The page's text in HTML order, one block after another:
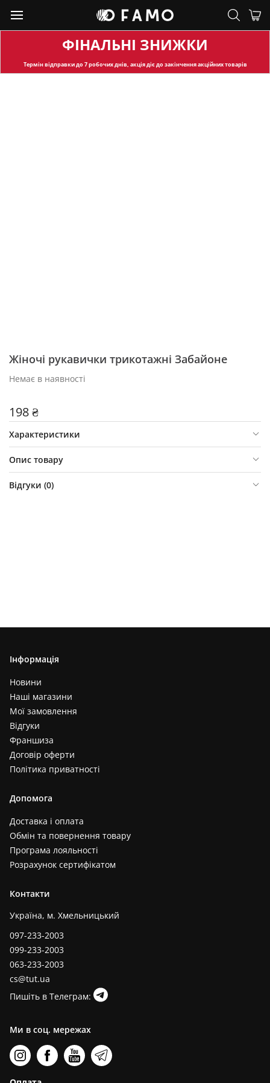
ФІНАЛЬНІ ЗНИЖКИ
Термін відправкидо 7 робочих днів, акція діє до закінчення акційних товарів
Жіночі рукавички трикотажні Забайоне
Немає в наявності
198 ₴
Характеристики
Опис товару
Відгуки (0)
Інформація
Новини
Наші магазини
Мої замовлення
Відгуки
Франшиза
Договір оферти
Політика приватності
Допомога
Доставка і оплата
Обмін та повернення товару
Програма лояльності
Розрахунок сертифікатом
Контакти
Україна, м. Хмельницький
097-233-2003
099-233-2003
063-233-2003
cs@tut.ua
Пишіть в Телеграм:
Ми в соц. мережах